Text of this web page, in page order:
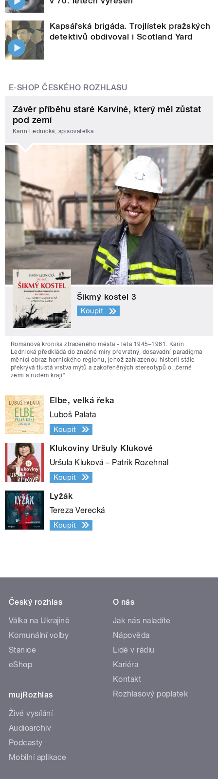
Kapsářská brigáda. Trojlístek pražských
detektivů obdivoval i Scotland Yard
E-SHOP ČESKÉHO ROZHLASU
Závěr příběhu staré Karviné, který měl zůstat
pod zemí
Karin Lednická, spisovatelka
Šikmý kostel 3
Koupit
Románová kronika ztraceného města - léta 1945–1961. Karin
Lednická předkládá do značné míry převratný, dosavadní paradigma
měnící obraz hornického regionu, jehož zahlazenou historii stále
překrývá tlustá vrstva mýtů a zakořeněných stereotypů o „černé
zemi a rudém kraji“.
Elbe, velká řeka
Luboš Palata
Koupit
Klukoviny Uršuly Klukové
Uršula Kluková – Patrik Rozehnal
Koupit
Lyžák
Tereza Verecká
Koupit
Český rozhlas
Válka na Ukrajině
Komunální volby
Stanice
eShop
mujRozhlas
Živé vysílání
Audioarchiv
Podcasty
Mobilní aplikace
O nás
Jak nás naladíte
Nápověda
Lidé v rádiu
Kariéra
Kontakt
Rozhlasový poplatek